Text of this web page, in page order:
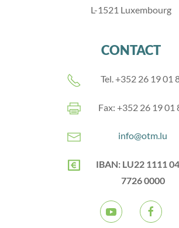
L-1521 Luxembourg
CONTACT
Tel. +352 26 19 01
Fax: +352 26 19 01
info@otm.lu
IBAN: LU22 1111
7726 0000